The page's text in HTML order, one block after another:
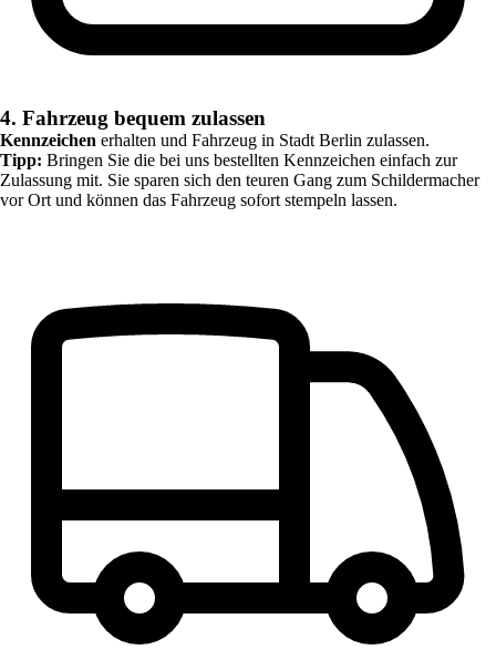
4. Fahrzeug bequem zulassen
Kennzeichen erhalten und Fahrzeug in Stadt Berlin zulassen.
Tipp: Bringen Sie die bei uns bestellten Kennzeichen einfach zur
Zulassung mit. Sie sparen sich den teuren Gang zum Schildermacher
vor Ort und können das Fahrzeug sofort stempeln lassen.